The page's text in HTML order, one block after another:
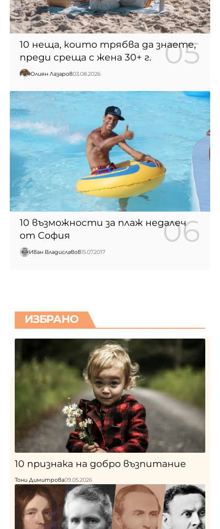
10 неща, които трябва да знаете,
преди среща с жена 30+ г.
Юлиян Лазаров03.08.2026
10 възможности за плаж недалеч
от София
Иван Владиславов15.07.2017
ИЗБРАНО
10 признака на добро възпитание
Тони Димитрова09.05.2026